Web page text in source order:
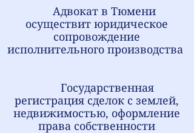
Адвокат в Тюмени
осуществит юридическое
сопровождение
исполнительного производства
Государственная
регистрация сделок с землей,
недвижимостью, оформление
права собственности